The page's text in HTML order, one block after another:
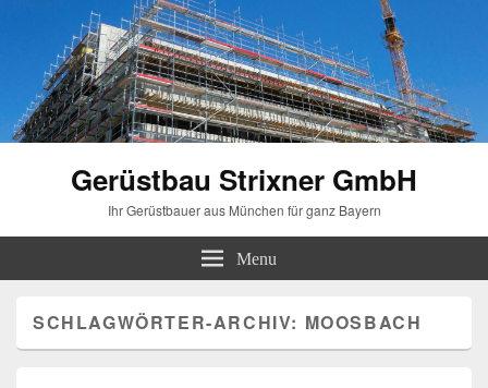
Gerüstbau Strixner GmbH
Ihr Gerüstbauer aus München für ganz Bayern
Menu
SCHLAGWÖRTER-ARCHIV: MOOSBACH